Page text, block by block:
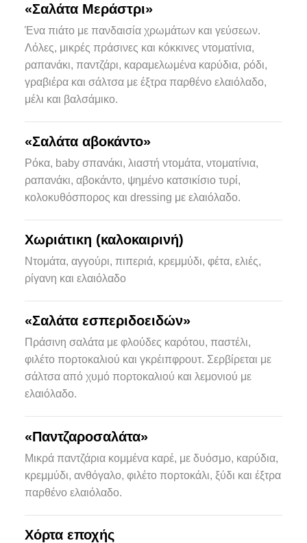
«Σαλάτα Μεράστρι»
Ένα πιάτο με πανδαισία χρωμάτων και γεύσεων.
Λόλες, μικρές πράσινες και κόκκινες ντοματίνια,
ραπανάκι, παντζάρι, καραμελωμένα καρύδια, ρόδι,
γραβιέρα και σάλτσα με έξτρα παρθένο ελαιόλαδο,
μέλι και βαλσάμικο.
«Σαλάτα αβοκάντο»
Ρόκα, baby σπανάκι, λιαστή ντομάτα, ντοματίνια,
ραπανάκι, αβοκάντο, ψημένο κατσικίσιο τυρί,
κολοκυθόσπορος και dressing με ελαιόλαδο.
Χωριάτικη (καλοκαιρινή)
Ντομάτα, αγγούρι, πιπεριά, κρεμμύδι, φέτα, ελιές,
ρίγανη και ελαιόλαδο
«Σαλάτα εσπεριδοειδών»
Πράσινη σαλάτα με φλούδες καρότου, παστέλι,
φιλέτο πορτοκαλιού και γκρέιπφρουτ. Σερβίρεται με
σάλτσα από χυμό πορτοκαλιού και λεμονιού με
ελαιόλαδο.
«Παντζαροσαλάτα»
Μικρά παντζάρια κομμένα καρέ, με δυόσμο, καρύδια,
κρεμμύδι, ανθόγαλο, φιλέτο πορτοκάλι, ξύδι και έξτρα
παρθένο ελαιόλαδο.
Χόρτα εποχής